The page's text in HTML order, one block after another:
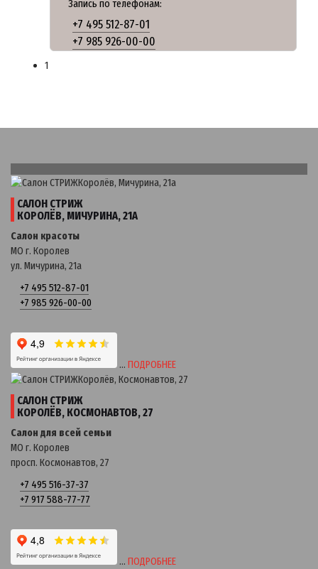
Запись по телефонам:
+7 495 512-87-01
+7 985 926-00-00
1
САЛОН СТРИЖ
КОРОЛЁВ, МИЧУРИНА, 21А
Салон красоты
МО г. Королев
ул. Мичурина, 21a
+7 495 512-87-01
+7 985 926-00-00
… ПОДРОБНЕЕ
САЛОН СТРИЖ
КОРОЛЁВ, КОСМОНАВТОВ, 27
Салон для всей семьи
МО г. Королев
просп. Космонавтов, 27
+7 495 516-37-37
+7 917 588-77-77
… ПОДРОБНЕЕ